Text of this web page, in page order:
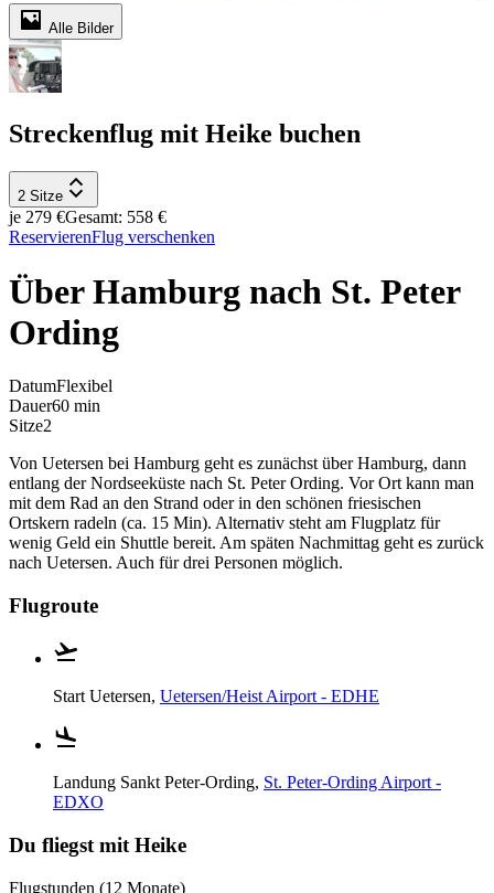
Alle Bilder
Streckenflug mit Heike buchen
2 Sitze
je 279 €Gesamt: 558 €
ReservierenFlug verschenken
Über Hamburg nach St. Peter
Ording
DatumFlexibel
Dauer60 min
Sitze2
Von Uetersen bei Hamburg geht es zunächst über Hamburg, dann
entlang der Nordseeküste nach St. Peter Ording. Vor Ort kann man
mit dem Rad an den Strand oder in den schönen friesischen
Ortskern radeln (ca. 15 Min). Alternativ steht am Flugplatz für
wenig Geld ein Shuttle bereit. Am späten Nachmittag geht es zurück
nach Uetersen. Auch für drei Personen möglich.
Flugroute
Start Uetersen, Uetersen/Heist Airport - EDHE
Landung Sankt Peter-Ording, St. Peter-Ording Airport -
EDXO
Du fliegst mit Heike
Flugstunden (12 Monate)